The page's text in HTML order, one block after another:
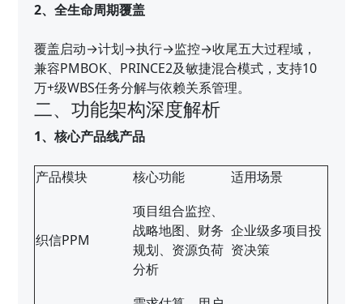
2、全生命周期覆盖
覆盖启动→计划→执行→监控→收尾五大过程域，
兼容PMBOK、PRINCE2及敏捷混合模式，支持10
万+级WBS任务分解与依赖关系管理。
二、功能架构深度解析
1、核心产品线产品
产品模块 核心功能 适用场景
织信PPM
项目组合监控、
战略地图、财务
规划、资源负荷
分析
企业级多项目投
资决策